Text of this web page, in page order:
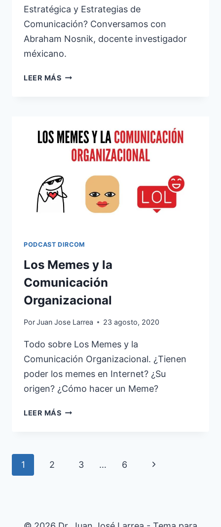
Estratégica y Estrategias de
Comunicación? Conversamos con
Abraham Nosnik, docente investigador
méxicano.
LEER MÁSCOMUNICACIÓN
COMUNICACIÓN
PODCAST DIRCOM
Los Memes y la
Comunicación
Organizacional
PorJuan Jose Larrea 23 agosto, 2020
Todo sobre Los Memes y la
Comunicación Organizacional. ¿Tienen
poder los memes en Internet? ¿Su
origen? ¿Cómo hacer un Meme?
LEER MÁSLOS
ORGANIZACIONAL
Navegación
de
1 2 3 … 6
Siguiente